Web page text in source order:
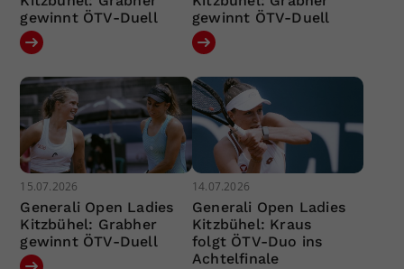
gewinnt ÖTV-Duell
gewinnt ÖTV-Duell
15.07.2026
Generali Open Ladies
Kitzbühel: Grabher
gewinnt ÖTV-Duell
14.07.2026
Generali Open Ladies
Kitzbühel: Kraus
folgt ÖTV-Duo ins
Achtelfinale